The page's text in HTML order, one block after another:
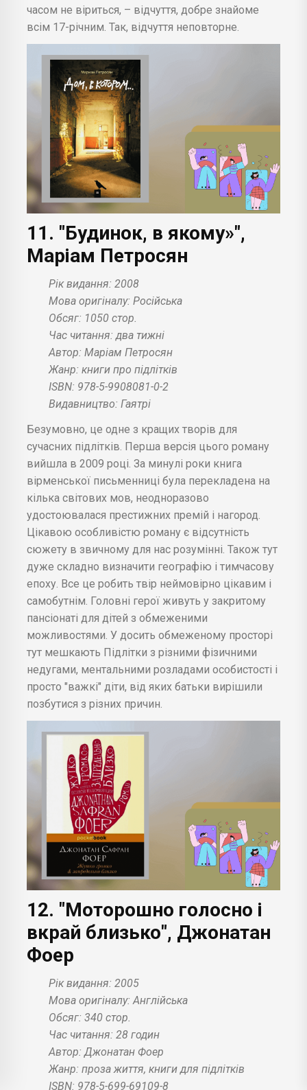
часом не віриться, – відчуття, добре знайоме
всім 17-річним. Так, відчуття неповторне.
11. "Будинок, в якому»",
Маріам Петросян
Рік видання: 2008
Мова оригіналу: Російська
Обсяг: 1050 стор.
Час читання: два тижні
Автор: Маріам Петросян
Жанр: книги про підлітків
ISBN: 978-5-9908081-0-2
Видавництво: Гаятрі
Безумовно, це одне з кращих творів для
сучасних підлітків. Перша версія цього роману
вийшла в 2009 році. За минулі роки книга
вірменської письменниці була перекладена на
кілька світових мов, неодноразово
удостоювалася престижних премій і нагород.
Цікавою особливістю роману є відсутність
сюжету в звичному для нас розумінні. Також тут
дуже складно визначити географію і тимчасову
епоху. Все це робить твір неймовірно цікавим і
самобутнім. Головні герої живуть у закритому
пансіонаті для дітей з обмеженими
можливостями. У досить обмеженому просторі
тут мешкають Підлітки з різними фізичними
недугами, ментальними розладами особистості і
просто "важкі" діти, від яких батьки вирішили
позбутися з різних причин.
12. "Моторошно голосно і
вкрай близько", Джонатан
Фоер
Рік видання: 2005
Мова оригіналу: Англійська
Обсяг: 340 стор.
Час читання: 28 годин
Автор: Джонатан Фоер
Жанр: проза життя, книги для підлітків
ISBN: 978-5-699-69109-8